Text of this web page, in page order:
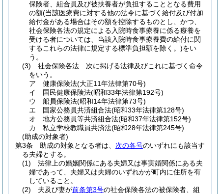
保険者、組合員及び被扶養者が負担することとなる費用
の額(当該医療費に対する他の法令に基づく給付及び付加
給付金がある場合はその額を控除するものとし、かつ、
社会保険各法の規定による入院時食事療養に係る療養を
受ける者については、当該入院時食事療養費の給付に関
するこれらの法律に規定する標準負担額を除く。)をい
う。
(3)
社会保険各法 次に掲げる法律及びこれに基づく命令
をいう。
ア
健康保険法(大正11年法律第70号)
イ
国民健康保険法(昭和33年法律第192号)
ウ
船員保険法(昭和14年法律第73号)
エ
国家公務員共済組合法(昭和33年法律第128号)
オ
地方公務員等共済組合法(昭和37年法律第152号)
カ
私立学校教職員共済法(昭和28年法律第245号)
(助成の対象者)
第3条
助成の対象となる者は、 次の各号のいずれにも該当す
る夫婦とする。
(1)
法律上の婚姻関係にある夫婦又は事実婚関係にある夫
婦であって、夫婦又は夫婦のいずれかが町内に住所を有
していること。
(2)
夫及び妻が前条第3号の社会保険各法の被保険者、組